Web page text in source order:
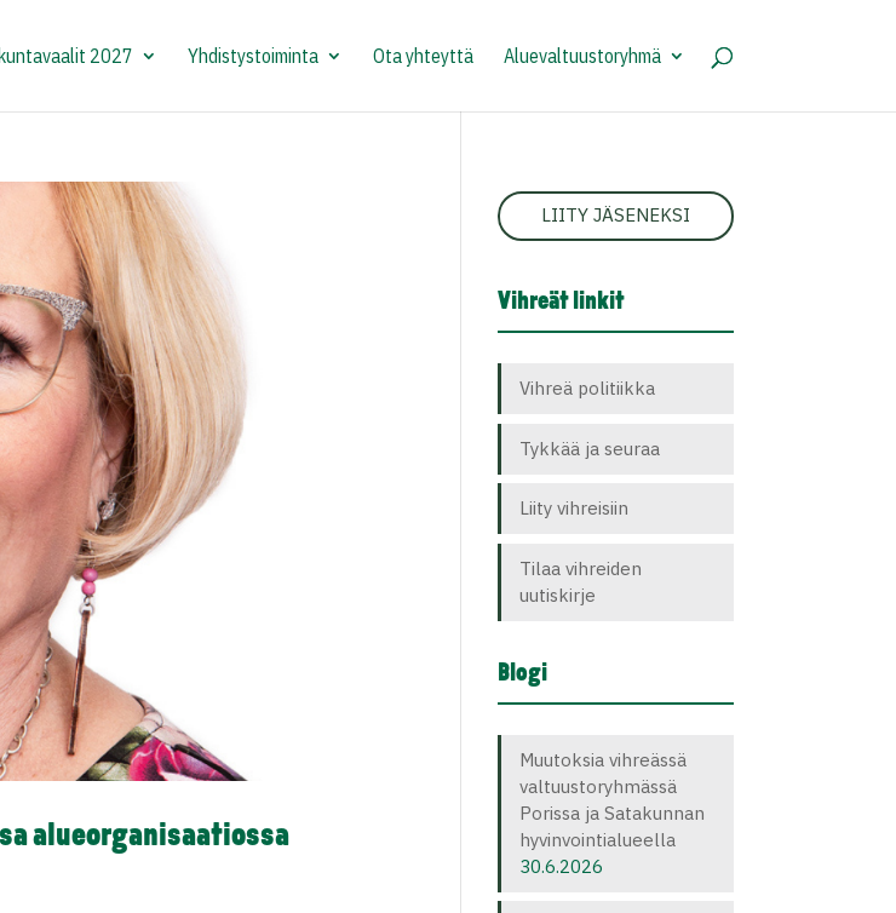
2027 Yhdistystoiminta Ota yhteyttä Aluevaltuustoryhmä
alueorganisaatiossa
LIITY JÄSENEKSI
Vihreät linkit
Vihreä politiikka
Tykkää ja seuraa
Liity vihreisiin
Tilaa vihreiden
uutiskirje
Blogi
Muutoksia vihreässä
valtuustoryhmässä
Porissa ja Satakunnan
hyvinvointialueella
30.6.2026